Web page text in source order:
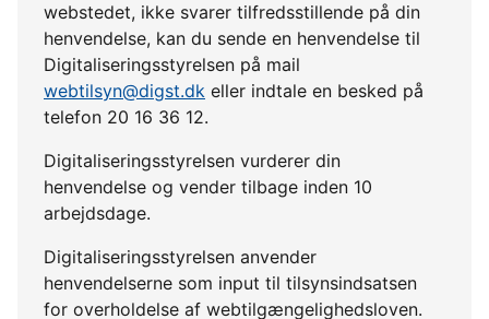
webstedet, ikke svarer tilfredsstillende på din
henvendelse, kan du sende en henvendelse til
Digitaliseringsstyrelsen på mail
webtilsyn@digst.dk eller indtale en besked på
telefon 20 16 36 12.
Digitaliseringsstyrelsen vurderer din
henvendelse og vender tilbage inden 10
arbejdsdage.
Digitaliseringsstyrelsen anvender
henvendelserne som input til tilsynsindsatsen
for overholdelse af webtilgængelighedsloven.